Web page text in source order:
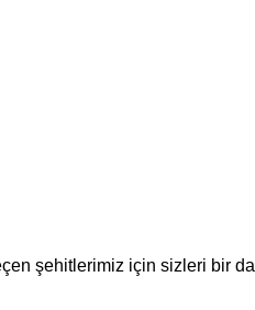
şehitlerimiz için sizleri bir